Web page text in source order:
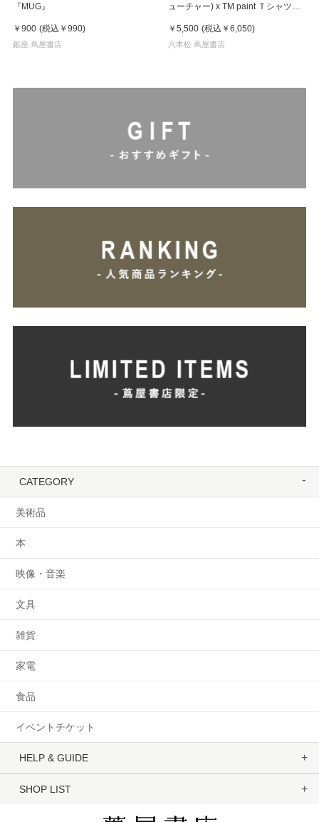
『MUG』
￥900 (税込 ￥990)
銀座 蔦屋書店
ューチャー) x TM paint Ｔシャツ
￥5,500 (税込 ￥6,050)
六本松 蔦屋書店
CATEGORY
美術品
本
映像・音楽
文具
雑貨
家電
食品
イベントチケット
HELP & GUIDE
SHOP LIST